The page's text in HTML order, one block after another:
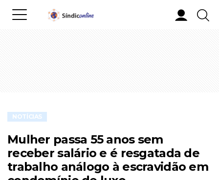
NOTÍCIAS
Mulher passa 55 anos sem
receber salário e é resgatada de
trabalho análogo à escravidão em